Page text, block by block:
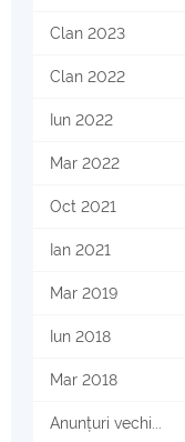
Clan 2023
Clan 2022
Iun 2022
Mar 2022
Oct 2021
Ian 2021
Mar 2019
Iun 2018
Mar 2018
Anunțuri vechi...